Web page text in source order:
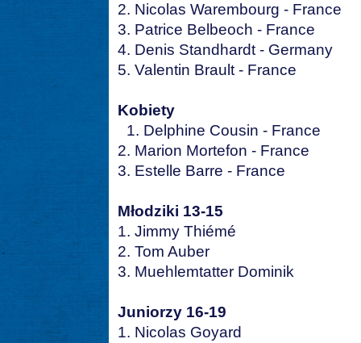
2. Nicolas Warembourg - France
3. Patrice Belbeoch - France
4. Denis Standhardt - Germany
5. Valentin Brault - France
Kobiety
1. Delphine Cousin - France
2. Marion Mortefon - France
3. Estelle Barre - France
Młodziki 13-15
1. Jimmy Thiémé
2. Tom Auber
3. Muehlemtatter Dominik
Juniorzy 16-19
1. Nicolas Goyard